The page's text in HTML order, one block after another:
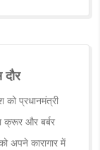
प्रधानमंत्री
क्रूर और बर्बर
अपने कारागार में